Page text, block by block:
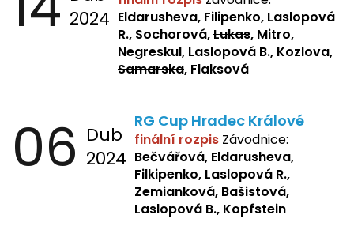
2024 Eldarusheva, Filipenko, Laslopová
R., Sochorová,Lukas, Mitro,
Negreskul, Laslopová B., Kozlova,
Samarska, Flaksová
06 Dub
2024
RG Cup Hradec Králové
finální rozpis Závodnice:
Bečvářová, Eldarusheva,
Filkipenko, Laslopová R.,
Zemianková, Bašistová,
Laslopová B., Kopfstein